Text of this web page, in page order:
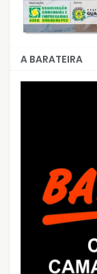
A BARATEIRA